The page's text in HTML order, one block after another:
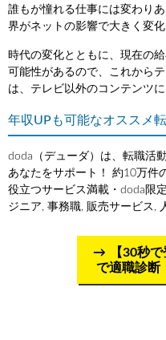
誰もが憧れる仕事には変わり
界がネットの影響で大きく変
時代の変化とともに、現在の
可能性があるので、これから
は、テレビ以外のコンテンツ
年収UPも可能なオススメ
doda（デューダ）は、転職活
あなたをサポート！ 約10万件
役立つサービス満載・doda限
ジニア, 事務職, 販売サービス,
【30秒
で適職診断